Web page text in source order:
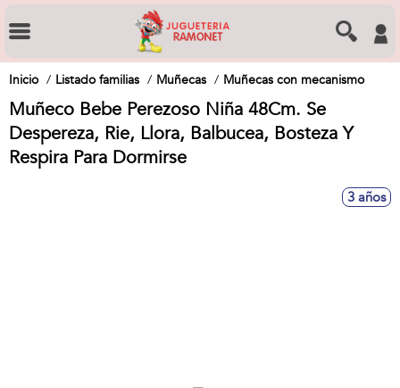
Inicio Listado familias Muñecas Muñecas con mecanismo
Muñeco Bebe Perezoso Niña 48Cm. Se
Despereza, Rie, Llora, Balbucea, Bosteza Y
Respira Para Dormirse
3 años